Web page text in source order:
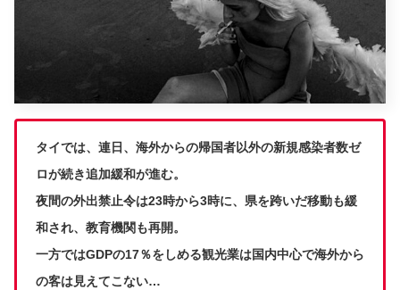
タイでは、連日、海外からの帰国者以外の新規感染者数ゼ
ロが続き追加緩和が進む。
夜間の外出禁止令は23時から3時に、県を跨いだ移動も緩
和され、教育機関も再開。
一方ではGDPの17％をしめる観光業は国内中心で海外から
の客は見えてこない…